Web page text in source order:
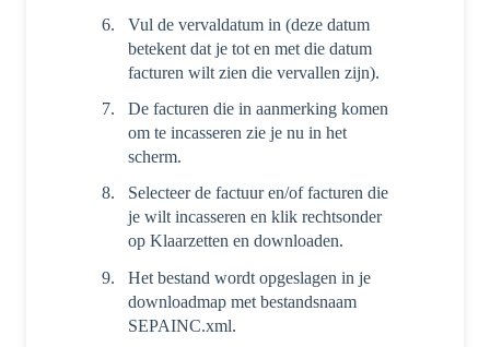
Vul de vervaldatum in (deze datum
betekent dat je tot en met die datum
facturen wilt zien die vervallen zijn).
De facturen die in aanmerking komen
om te incasseren zie je nu in het
scherm.
Selecteer de factuur en/of facturen die
je wilt incasseren en klik rechtsonder
op Klaarzetten en downloaden.
Het bestand wordt opgeslagen in je
downloadmap met bestandsnaam
SEPAINC.xml.